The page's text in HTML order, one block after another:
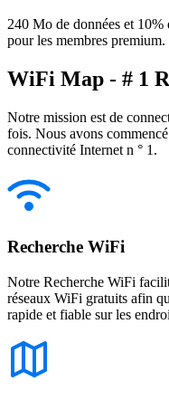
240 Mo de données et
pour les membres premium.
WiFi Map - # 1
Notre mission est de
fois. Nous avons
connectivité Internet n ° 1.
Recherche WiFi
Notre Recherche WiFi
réseaux WiFi gratuits afin
rapide et fiable sur les